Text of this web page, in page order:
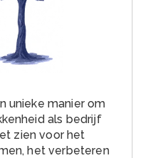
unieke manier om
als bedrijf
zien voor het
het verbeteren